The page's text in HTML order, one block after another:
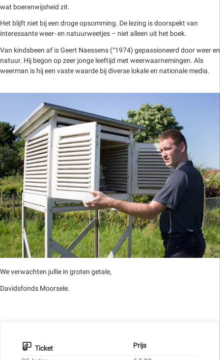
wat boerenwijsheid zit.
Het blijft niet bij een droge opsomming. De lezing is doorspekt van
interessante weer- en natuurweetjes – niet alleen uit het boek.
Van kindsbeen af is Geert Naessens (°1974) gepassioneerd door weer en
natuur. Hij begon op zeer jonge leeftijd met weerwaarnemingen. Als
weerman is hij een vaste waarde bij diverse lokale en nationale media.
We verwachten jullie in groten getale,
Davidsfonds Moorsele.
Ticket
Prijs